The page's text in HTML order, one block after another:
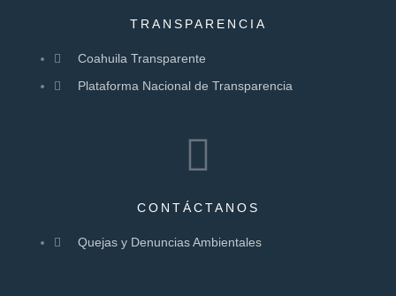
TRANSPARENCIA
Coahuila Transparente
Plataforma Nacional de Transparencia
CONTÁCTANOS
Quejas y Denuncias Ambientales